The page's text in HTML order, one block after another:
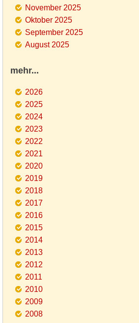
November 2025
Oktober 2025
September 2025
August 2025
mehr...
2026
2025
2024
2023
2022
2021
2020
2019
2018
2017
2016
2015
2014
2013
2012
2011
2010
2009
2008